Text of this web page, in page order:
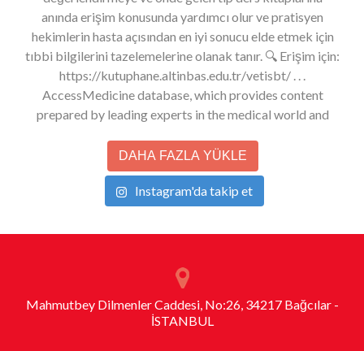
DAHA FAZLA YÜKLE
Instagram'da takip et
Mahmutbey Dilmenler Caddesi, No:26, 34217 Bağcılar -
İSTANBUL